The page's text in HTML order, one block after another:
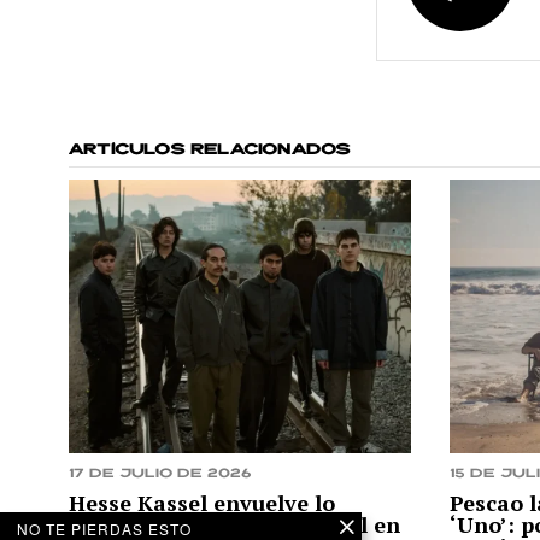
ARTÍCULOS RELACIONADOS
17 de julio de 2026
Hesse Kassel envuelve lo
orgánico, urgente y visceral en
15 de
Pescao
‘Uno’:
NO TE PIERDAS ESTO